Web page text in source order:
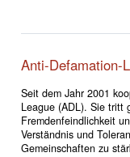
Anti-Defamation-
Seit dem Jahr 2001
League (ADL). Sie tritt
Fremdenfeindlichkeit
Verständnis und
Gemeinschaften zu